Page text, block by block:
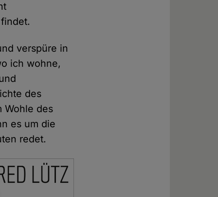
verspüre in
ich wohne,
des
Wohle des
es um die
redet.